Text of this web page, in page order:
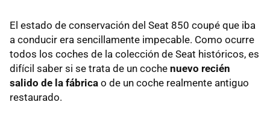
El estado de conservación del Seat 850 coupé que iba
a conducir era sencillamente impecable. Como ocurre
todos los coches de la colección de Seat históricos, es
difícil saber si se trata de un coche nuevo recién
salido de la fábrica o de un coche realmente antiguo
restaurado.